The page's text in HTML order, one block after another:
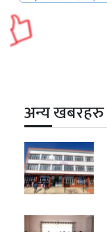
अन्य खबरहरु